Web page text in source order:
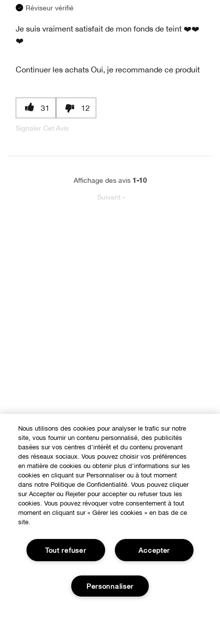
Réviseur vérifié
Je suis vraiment satisfait de mon fonds de teint ❤️❤️
❤️
Continuer les achats Oui, je recommande ce produit
31 12
Signaler Cet Avis
Affichage des avis 1-10
Suivant »
EXPÉRIENCE EN LIGNE
Offres Spéciales
Points de Vente
À PROPOS
Notre Philosophie
Changer de Pays
BESOIN D'AIDE?
Suivre ma commande
CONFIDENTIALITÉ ET CONDITIONS GÉNÉRALES
Nous utilisons des cookies pour analyser le trafic sur notre
site, vous fournir un contenu personnalisé, des publicités
basées sur vos centres d'intérêt et du contenu provenant
des réseaux sociaux. Vous pouvez choisir vos préférences
en matière de cookies ou obtenir plus d'informations sur les
cookies en cliquant sur Personnaliser ou à tout moment
dans notre Politique de Confidentialité. Vous pouvez cliquer
sur Accepter ou Rejeter pour accepter ou refuser tous les
cookies. Vous pouvez révoquer votre consentement à tout
moment en cliquant sur « Gérer les cookies » en bas de ce
site.
Accepter
Tout refuser
Personnaliser